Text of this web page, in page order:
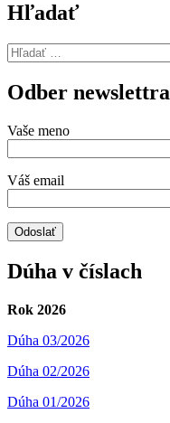
Hľadať
Hľadať:
Odber newslettra
Vaše meno
Váš email
Dúha v číslach
Rok 2026
Dúha 03/2026
Dúha 02/2026
Dúha 01/2026